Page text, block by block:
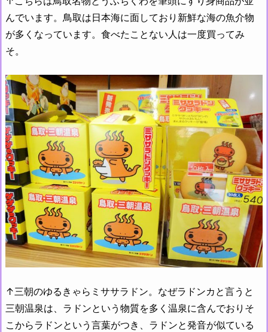
んでいます。鳥取は日本海に面しており新鮮な海の魚介物
が多くなっています。食べたことない人は一度買ってみ
そ。
↑三朝のゆるきゃらミササラドン。なぜラドンカと言うと
三朝温泉は、ラドンという物質を多く温泉に含んでおりそ
こからラドンという言葉がつき、ラドンと発音が似ている